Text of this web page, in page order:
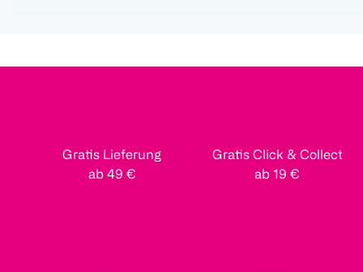
Gratis Lieferung
ab 49 €
Gratis Click & Collect
ab 19 €